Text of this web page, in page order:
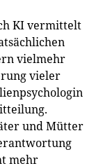
KI vermittelt
vielmehr
vieler
und Mütter
mehr